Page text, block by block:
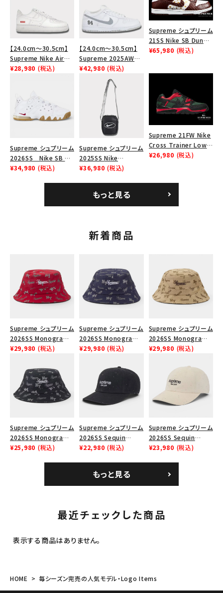
カテゴリーから探す
シーズンから探す
並び順
円 ～
【24.0cm～30.5cm】
Supreme Nike Air
Force 1 Low シュプリ
ズ ホワイト
¥28,980 (税込)
【24.0cm～30.5cm】
Supreme 2025AW
Nike SB Dunk Low ナ
イキ SB ダンク ロー ス
ニーカー ホワイト
¥42,980 (税込)
Supreme シュプリーム
21SS Nike SB Dunk
Low ナイキSBダンクロ
¥65,980 (税込)
Supreme シュプリーム
2026SS Nike SB Air
Max 2 CB 94 Low SP
¥34,980 (税込)
Supreme シュプリーム
2025SS Nike
Leather Shoulder
ク 黒
¥36,980 (税込)
Supreme 21FW Nike
Cross Trainer Low
ナイキクロストレイナー
¥26,980 (税込)
もっと見る
新着商品
Supreme シュプリーム
2026SS Monogram
Crusher Hat モノグラ
レッド
¥29,980 (税込)
Supreme シュプリーム
2026SS Monogram
Crusher Hat モノグラ
ネイビー
¥29,980 (税込)
Supreme シュプリーム
2026SS Monogram
Crusher Hat モノグラ
¥29,980 (税込)
Supreme シュプリーム
2026SS Monogram
Crusher Hat モノグラ
¥25,980 (税込)
Supreme シュプリーム
2026SS Sequin
Denim Classic Logo
6パネルキャップ インデ
ィゴ
¥22,980 (税込)
Supreme シュプリーム
2026SS Sequin
Denim Classic Logo
6パネルキャップ ナチュ
ラル
¥23,980 (税込)
もっと見る
最近チェックした商品
表示する商品はありません。
HOME 毎シーズン完売の人気モデル・Logo Items